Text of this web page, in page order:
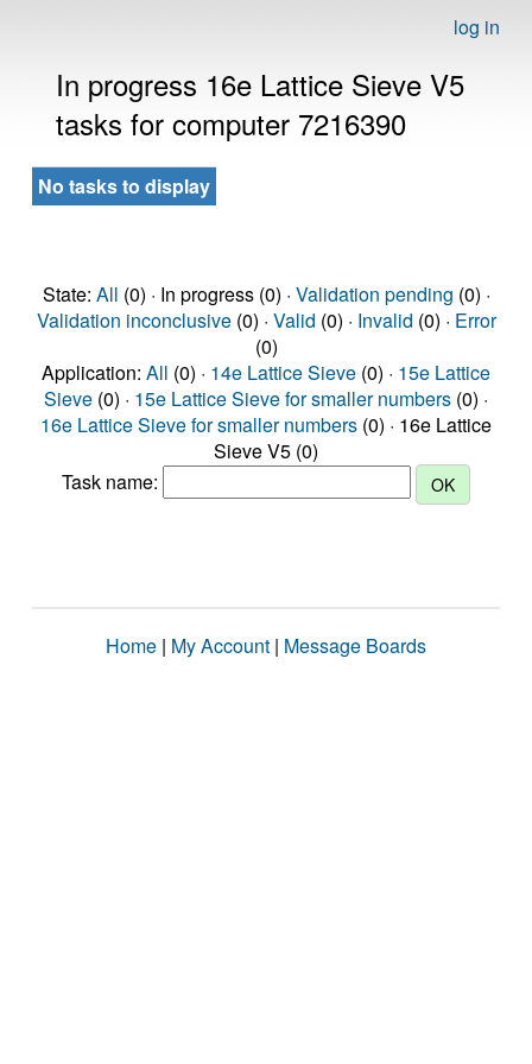
log in
In progress 16e Lattice Sieve V5
tasks for computer 7216390
No tasks to display
State: All (0) · In progress (0) · Validation pending (0) ·
Validation inconclusive(0) · Valid (0) · Invalid (0) · Error
(0)
Application: All (0) · 14e Lattice Sieve (0) · 15e Lattice
Sieve (0) · 15e Lattice Sieve for smaller numbers (0) ·
16e Lattice Sieve for smaller numbers (0) · 16e Lattice
Sieve V5 (0)
Task name:
Home | My Account | Message Boards